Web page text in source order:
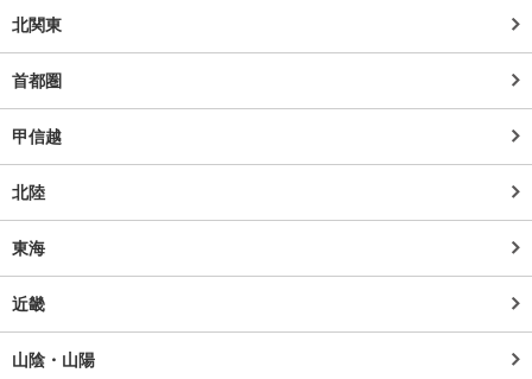
北関東
首都圏
甲信越
北陸
東海
近畿
山陰・山陽